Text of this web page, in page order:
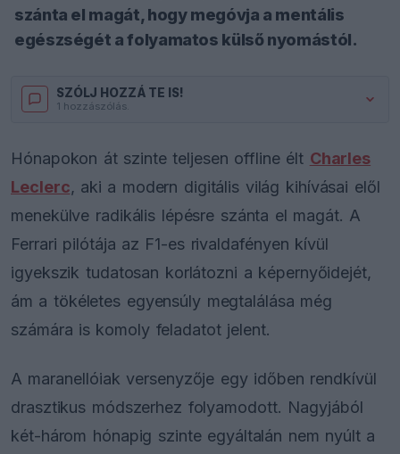
szánta el magát, hogy megóvja a mentális
egészségét a folyamatos külső nyomástól.
SZÓLJ HOZZÁ TE IS!
1 hozzászólás.
Hónapokon át szinte teljesen offline élt Charles
Leclerc, aki a modern digitális világ kihívásai elől
menekülve radikális lépésre szánta el magát. A
Ferrari pilótája az F1-es rivaldafényen kívül
igyekszik tudatosan korlátozni a képernyőidejét,
ám a tökéletes egyensúly megtalálása még
számára is komoly feladatot jelent.
A maranellóiak versenyzője egy időben rendkívül
drasztikus módszerhez folyamodott. Nagyjából
két-három hónapig szinte egyáltalán nem nyúlt a